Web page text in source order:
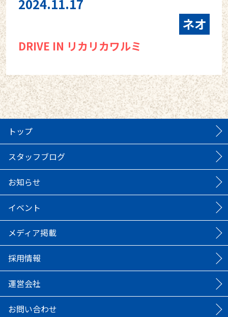
2024.11.17
ネオ
DRIVE IN リカリカワルミ
トップ
スタッフブログ
お知らせ
イベント
メディア掲載
採用情報
運営会社
お問い合わせ